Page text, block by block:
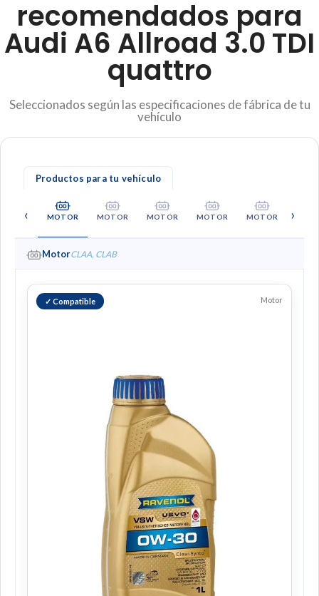
recomendados para
Audi A6 Allroad 3.0 TDI
quattro
Seleccionados según las especificaciones de fábrica de tu
vehículo
Productos para tu vehículo
‹ MOTOR MOTOR MOTOR MOTOR MOTOR ›
MotorCLAA, CLAB
✓ Compatible Motor